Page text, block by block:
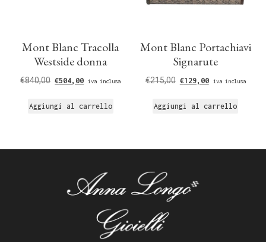
Mont Blanc Tracolla
Westside donna
€840,00 €504,00 iva inclusa
Aggiungi al carrello
Mont Blanc Portachiavi
Signarute
€215,00 €129,00 iva inclusa
Aggiungi al carrello